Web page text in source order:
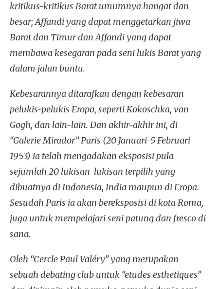
kritikus-kritikus Barat umumnya hangat dan
besar; Affandi yang dapat menggetarkan jiwa
Barat dan Timur dan Affandi yang dapat
membawa kesegaran pada seni lukis Barat yang
dalam jalan buntu.
Kebesarannya ditarafkan dengan kebesaran
pelukis-pelukis Eropa, seperti Kokoschka, van
Gogh, dan lain-lain. Dan akhir-akhir ini, di
“Galerie Mirador” Paris (20 Januari-5 Februari
1953) ia telah mengadakan eksposisi pula
sejumlah 20 lukisan-lukisan terpilih yang
dibuatnya di Indonesia, India maupun di Eropa.
Sesudah Paris ia akan bereksposisi di kota Roma,
juga untuk mempelajari seni patung dan fresco di
sana.
Oleh “Cercle Paul Valéry” yang merupakan
sebuah debating club untuk “etudes esthetiques”